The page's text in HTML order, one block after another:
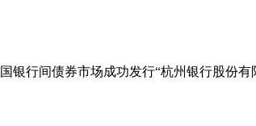
行间债券市场成功发行“杭州银行股份